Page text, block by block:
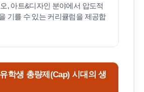
, 아트&디자인 분야에서 압도적
기를 수 있는 커리큘럼을 제공합
학생 총량제(Cap) 시대의 생